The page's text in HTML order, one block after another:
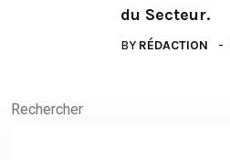
du Secteur.
BY RÉDACTION
Rechercher